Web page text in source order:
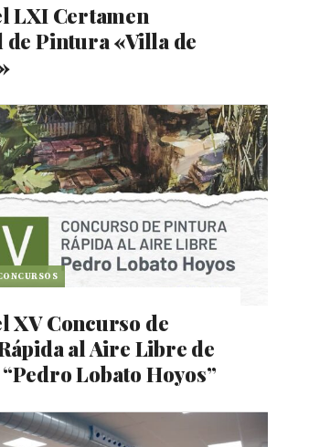
LXI Certamen
de Pintura «Villa de
XV Concurso de
al Aire Libre de
Lobato Hoyos”